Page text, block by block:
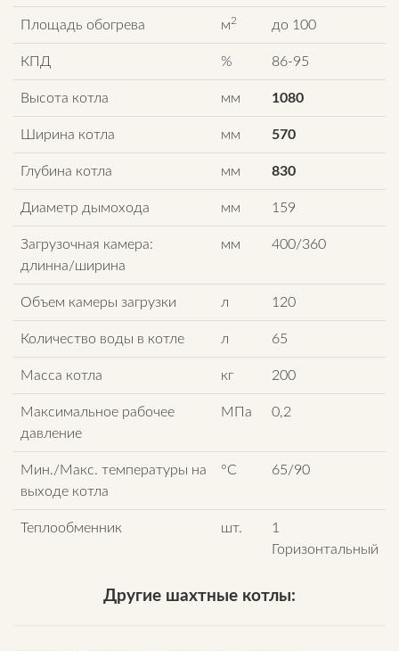
Площадь обогрева м2 до 100
КПД % 86-95
Высота котла мм 1080
Ширина котла мм 570
Глубина котла мм 830
Диаметр дымохода мм 159
Загрузочная камера:
длинна/ширина
мм 400/360
Объем камеры загрузки л 120
Количество воды в котле л 65
Масса котла кг 200
Максимальное рабочее
давление
МПа 0,2
Мин./Макс. температуры на
выходе котла
°С 65/90
Теплообменник шт.
1
Горизонтальный
Другие шахтные котлы: